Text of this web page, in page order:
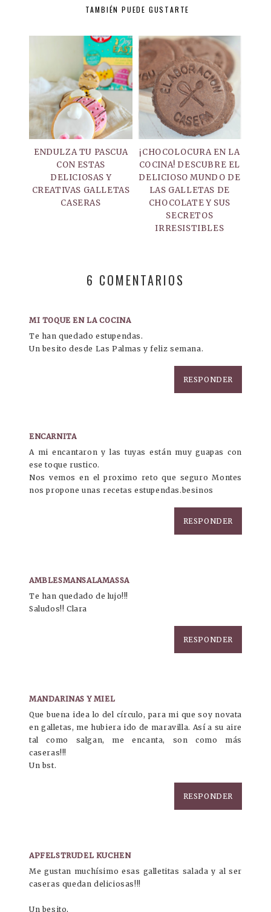
TAMBIÉN PUEDE GUSTARTE
ENDULZA TU PASCUA
CON ESTAS
DELICIOSAS Y
CREATIVAS GALLETAS
CASERAS
¡CHOCOLOCURA EN LA
COCINA! DESCUBRE EL
DELICIOSO MUNDO DE
LAS GALLETAS DE
CHOCOLATE Y SUS
SECRETOS
IRRESISTIBLES
6 COMENTARIOS
MI TOQUE EN LA COCINA
Te han quedado estupendas.
Un besito desde Las Palmas y feliz semana.
RESPONDER
ENCARNITA
A mi encantaron y las tuyas están muy guapas con
ese toque rustico.
Nos vemos en el proximo reto que seguro Montes
nos propone unas recetas estupendas.besinos
RESPONDER
AMBLESMANSALAMASSA
Te han quedado de lujo!!!
Saludos!! Clara
RESPONDER
MANDARINAS Y MIEL
Que buena idea lo del círculo, para mi que soy novata
en galletas, me hubiera ido de maravilla. Así a su aire
tal como salgan, me encanta, son como más
caseras!!!
Un bst.
RESPONDER
APFELSTRUDEL KUCHEN
Me gustan muchísimo esas galletitas salada y al ser
caseras quedan deliciosas!!!
Un besito,